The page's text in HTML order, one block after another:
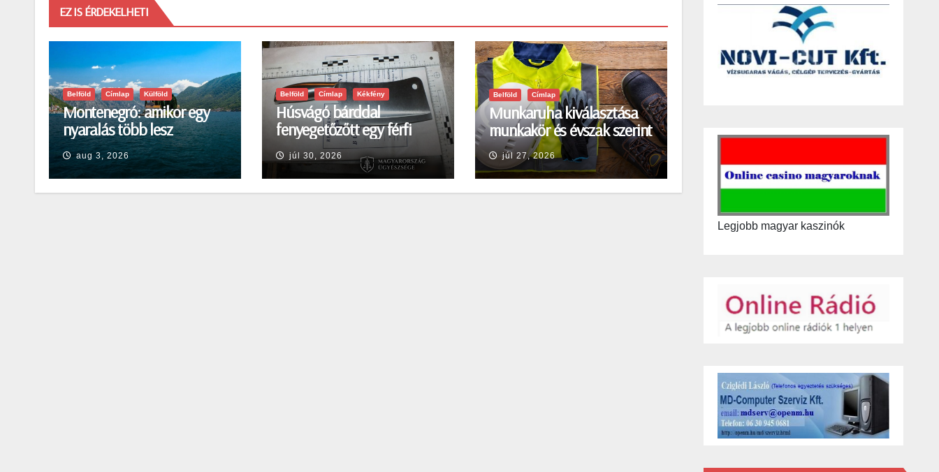
EZ IS ÉRDEKELHETI
Belföld Címlap Külföld
Montenegró: amikor egy
nyaralás több lesz
egyszerű pihenésnél
aug 3, 2026
Belföld Címlap Kékfény
Húsvágó bárddal
fenyegetőzőtt egy férfi
Egerben
júl 30, 2026
Belföld Címlap
Munkaruha kiválasztása
munkakör és évszak szerint
júl 27, 2026
Legjobb magyar kaszinók